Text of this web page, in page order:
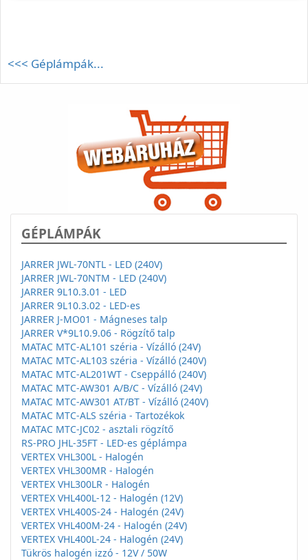
<<< Géplámpák...
GÉPLÁMPÁK
JARRER JWL-70NTL - LED (240V)
JARRER JWL-70NTM - LED (240V)
JARRER 9L10.3.01 - LED
JARRER 9L10.3.02 - LED-es
JARRER J-MO01 - Mágneses talp
JARRER V*9L10.9.06 - Rögzítő talp
MATAC MTC-AL101 széria - Vízálló (24V)
MATAC MTC-AL103 széria - Vízálló (240V)
MATAC MTC-AL201WT - Cseppálló (240V)
MATAC MTC-AW301 A/B/C - Vízálló (24V)
MATAC MTC-AW301 AT/BT - Vízálló (240V)
MATAC MTC-ALS széria - Tartozékok
MATAC MTC-JC02 - asztali rögzítő
RS-PRO JHL-35FT - LED-es géplámpa
VERTEX VHL300L - Halogén
VERTEX VHL300MR - Halogén
VERTEX VHL300LR - Halogén
VERTEX VHL400L-12 - Halogén (12V)
VERTEX VHL400S-24 - Halogén (24V)
VERTEX VHL400M-24 - Halogén (24V)
VERTEX VHL400L-24 - Halogén (24V)
Tükrös halogén izzó - 12V / 50W